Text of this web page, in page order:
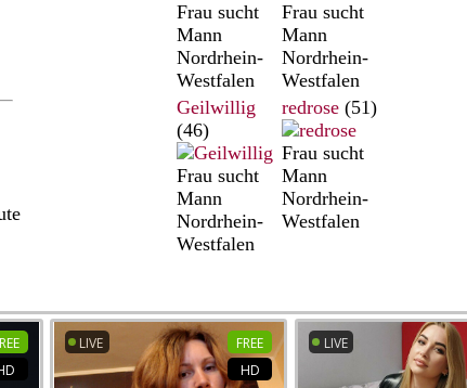
Frau sucht
Mann
Nordrhein-
Westfalen
Frau sucht
Mann
Nordrhein-
Westfalen
Geilwillig
(46)
Frau sucht
Mann
Nordrhein-
Westfalen
redrose(51)
Frau sucht
Mann
Nordrhein-
Westfalen